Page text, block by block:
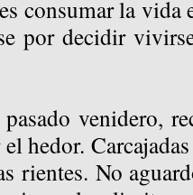
consumar la vida
por decidir
venidero,
hedor.
rientes. No